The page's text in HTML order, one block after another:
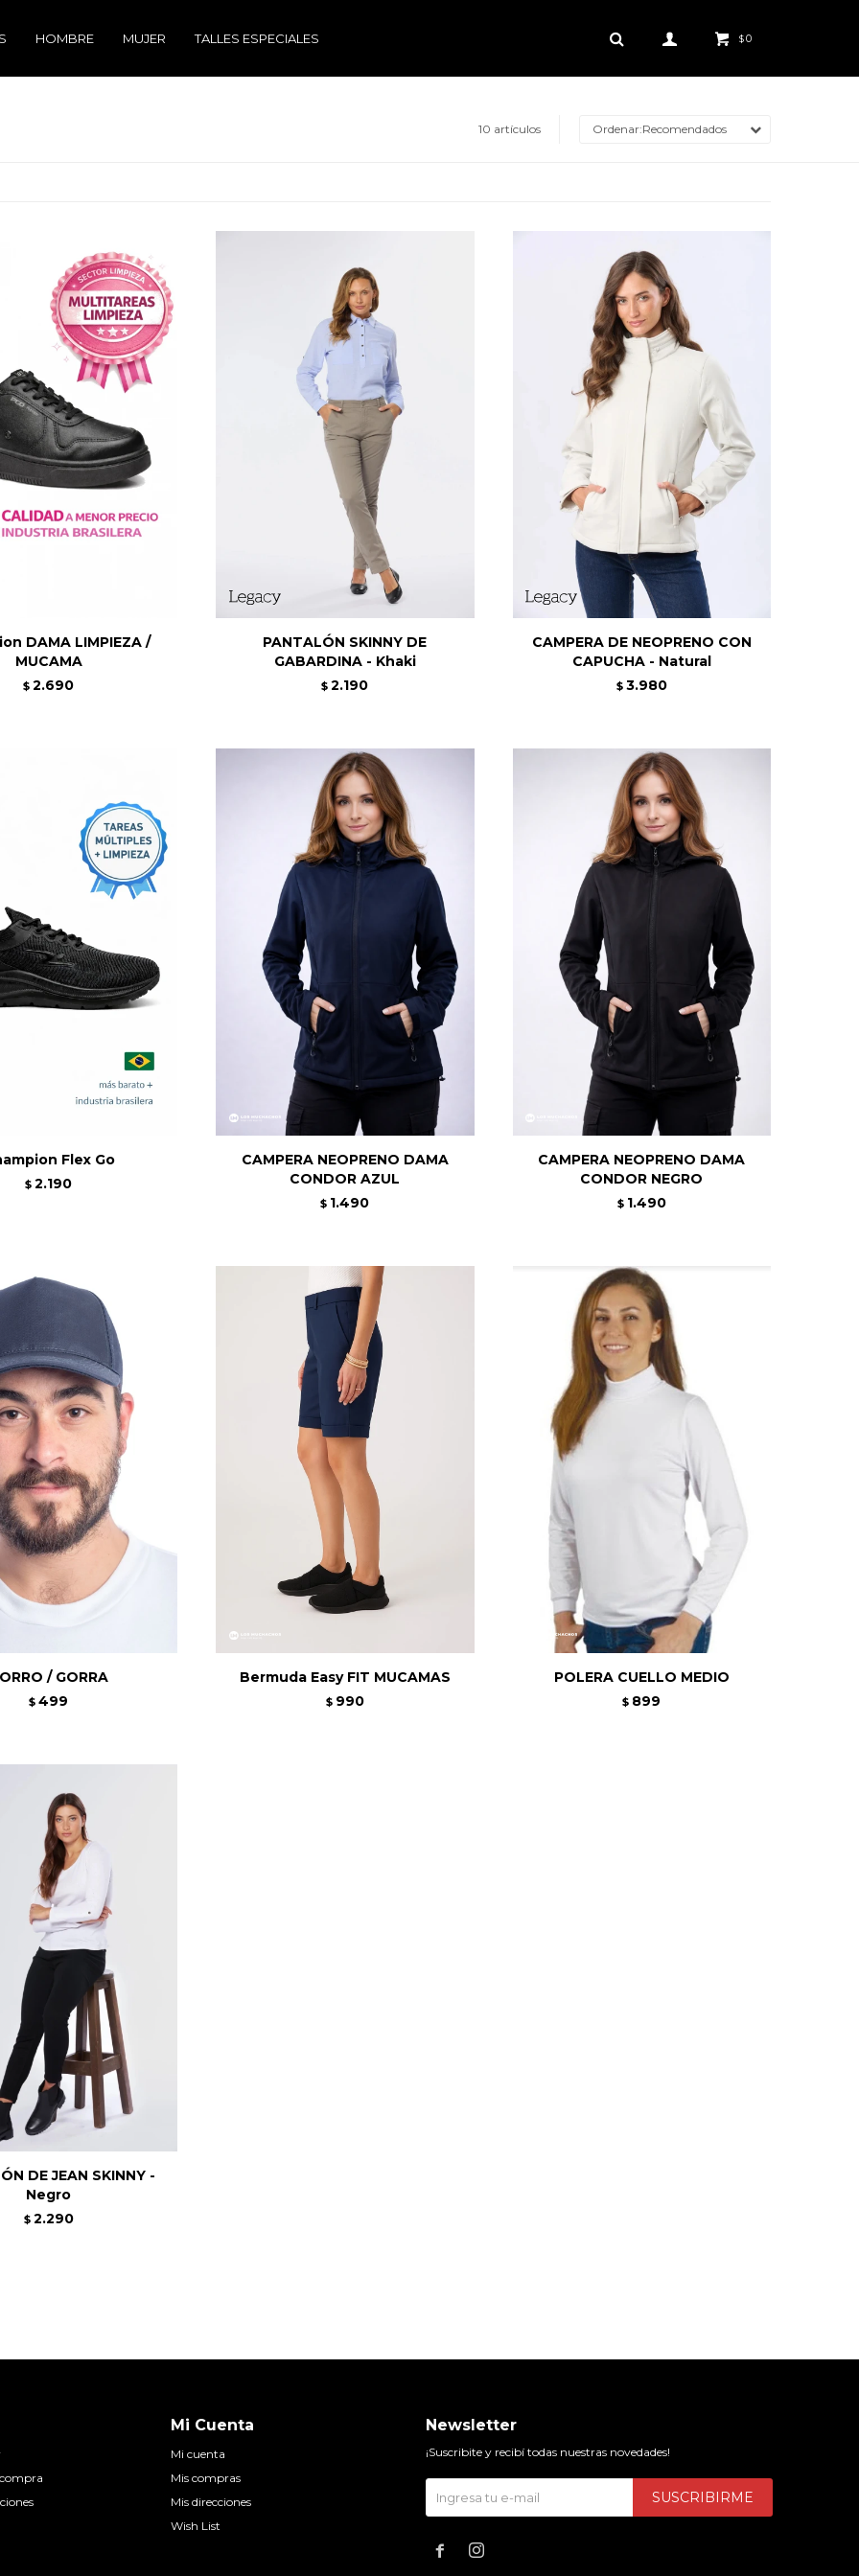
HOMBRE MUJER TALLES ESPECIALES $0
10 artículos Recomendados
DAMA LIMPIEZA /
MUCAMA
$ 2.690
PANTALÓN SKINNY DE
GABARDINA - Khaki
$ 2.190
CAMPERA DE NEOPRENO CON
CAPUCHA - Natural
$ 3.980
Flex Go
$ 2.190
CAMPERA NEOPRENO DAMA
CONDOR AZUL
$ 1.490
CAMPERA NEOPRENO DAMA
CONDOR NEGRO
$ 1.490
/ GORRA
$ 499
Bermuda Easy FIT MUCAMAS
$ 990
POLERA CUELLO MEDIO
$ 899
DE JEAN SKINNY -
Negro
$ 2.290
Mi Cuenta
Mi cuenta
Mis compras
Mis direcciones
Wish List
Newsletter
¡Suscribite y recibí todas nuestras novedades!
SUSCRIBIRME
 